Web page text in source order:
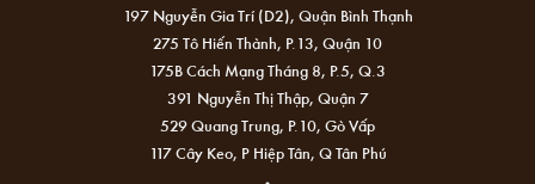
197 Nguyễn Gia Trí (D2), Quận Bình Thạnh
275 Tô Hiến Thành, P.13, Quận 10
175B Cách Mạng Tháng 8, P.5, Q.3
391 Nguyễn Thị Thập, Quận 7
529 Quang Trung, P.10, Gò Vấp
117 Cây Keo, P Hiệp Tân, Q Tân Phú